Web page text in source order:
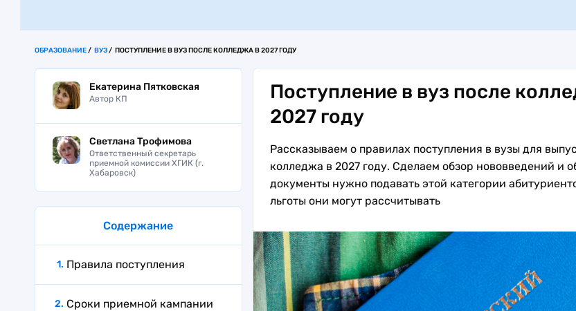
ОБРАЗОВАНИЕ ВУЗ ПОСТУПЛЕНИЕ В ВУЗ ПОСЛЕ КОЛЛЕДЖА В 2027 ГОДУ
Екатерина Пятковская
Автор КП
Светлана Трофимова
Ответственный секретарь
приемной комиссии ХГИК (г.
Хабаровск)
Содержание
Правила поступления
Сроки приемной кампании
Поступление в вуз после
2027 году
Рассказываем о правилах поступления в вузы для
колледжа в 2027 году. Сделаем обзор нововведений и
документы нужно подавать этой категории
льготы они могут рассчитывать